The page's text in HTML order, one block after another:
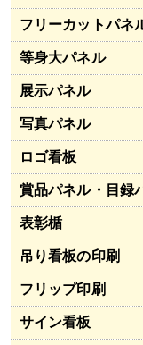
フリーカットパネ
等身大パネル
展示パネル
写真パネル
ロゴ看板
賞品パネル・目録
表彰楯
吊り看板の印刷
フリップ印刷
サイン看板